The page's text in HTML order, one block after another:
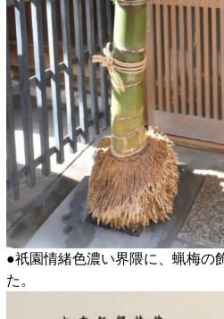
●祇園情緒色濃い界隈に、蝋梅の
た。